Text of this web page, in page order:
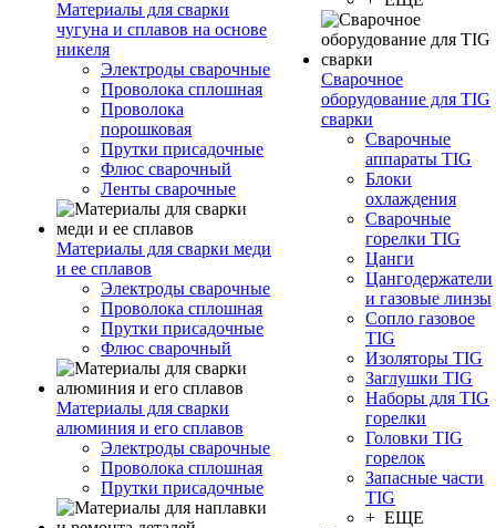
Материалы для сварки
чугуна и сплавов на основе
никеля
Электроды сварочные
Проволока сплошная
Проволока
порошковая
Прутки присадочные
Флюс сварочный
Ленты сварочные
Материалы для сварки меди
и ее сплавов
Электроды сварочные
Проволока сплошная
Прутки присадочные
Флюс сварочный
Материалы для сварки
алюминия и его сплавов
Электроды сварочные
Проволока сплошная
Прутки присадочные
Сварочное
оборудование для TIG
сварки
Сварочные
аппараты TIG
Блоки
охлаждения
Сварочные
горелки TIG
Цанги
Цангодержатели
и газовые линзы
Сопло газовое
TIG
Изоляторы TIG
Заглушки TIG
Наборы для TIG
горелки
Головки TIG
горелок
Запасные части
TIG
+ ЕЩЕ